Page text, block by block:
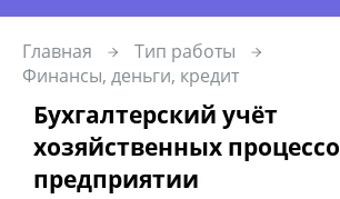
Главная
Тип работы
Финансы, деньги, кредит
Бухгалтерский учёт
хозяйственных
предприятии